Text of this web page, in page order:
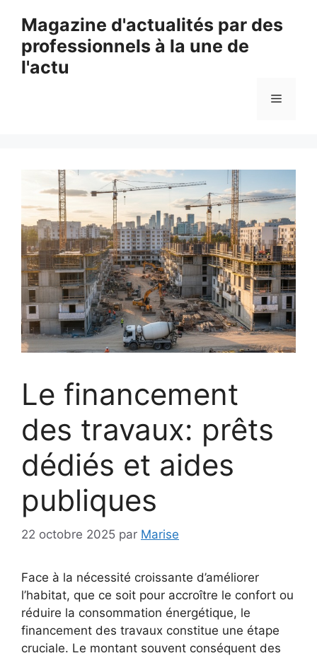
contenu
Magazine d'actualités par des
professionnels à la une de
l'actu
Menu
Le financement
des travaux: prêts
dédiés et aides
publiques
22 octobre 2025 par Marise
Face à la nécessité croissante d’améliorer
l’habitat, que ce soit pour accroître le confort ou
réduire la consommation énergétique, le
financement des travaux constitue une étape
cruciale. Le montant souvent conséquent des